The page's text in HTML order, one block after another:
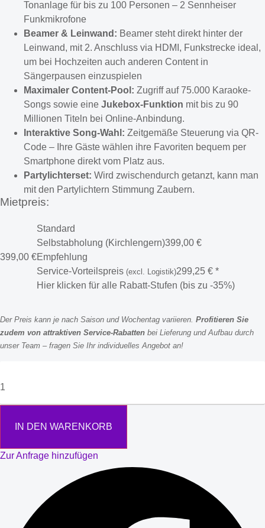
Tonanlage für bis zu 100 Personen – 2 Sennheiser
Funkmikrofone
Beamer & Leinwand: Beamer steht direkt hinter der
Leinwand, mit 2. Anschluss via HDMI, Funkstrecke ideal,
um bei Hochzeiten auch anderen Content in
Sängerpausen einzuspielen
Maximaler Content-Pool: Zugriff auf 75.000 Karaoke-
Songs sowie eine Jukebox-Funktion mit bis zu 90
Millionen Titeln bei Online-Anbindung.
Interaktive Song-Wahl: Zeitgemäße Steuerung via QR-
Code – Ihre Gäste wählen ihre Favoriten bequem per
Smartphone direkt vom Platz aus.
Partylichterset: Wird zwischendurch getanzt, kann man
mit den Partylichtern Stimmung Zaubern.
Mietpreis:
399,00 €
Standard
Selbstabholung (Kirchlengern)399,00 €
Empfehlung
Service-Vorteilspreis (excl. Logistik)299,25 € *
Hier klicken für alle Rabatt-Stufen (bis zu -35%)
Der Preis kann je nach Saison und Wochentag variieren. Profitieren Sie
zudem von attraktiven Service-Rabatten bei Lieferung und Aufbau durch
unser Team – fragen Sie Ihr individuelles Angebot an!
IN DEN WARENKORB
Zur Anfrage hinzufügen